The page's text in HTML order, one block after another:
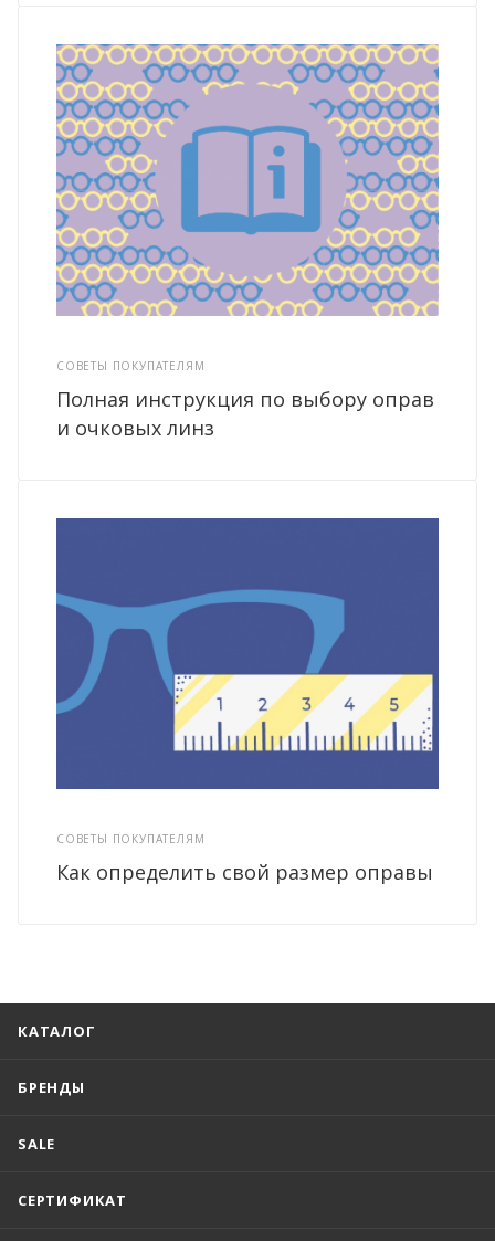
СОВЕТЫ ПОКУПАТЕЛЯМ
Полная инструкция по выбору оправ
и очковых линз
СОВЕТЫ ПОКУПАТЕЛЯМ
Как определить свой размер оправы
КАТАЛОГ
БРЕНДЫ
SALE
СЕРТИФИКАТ